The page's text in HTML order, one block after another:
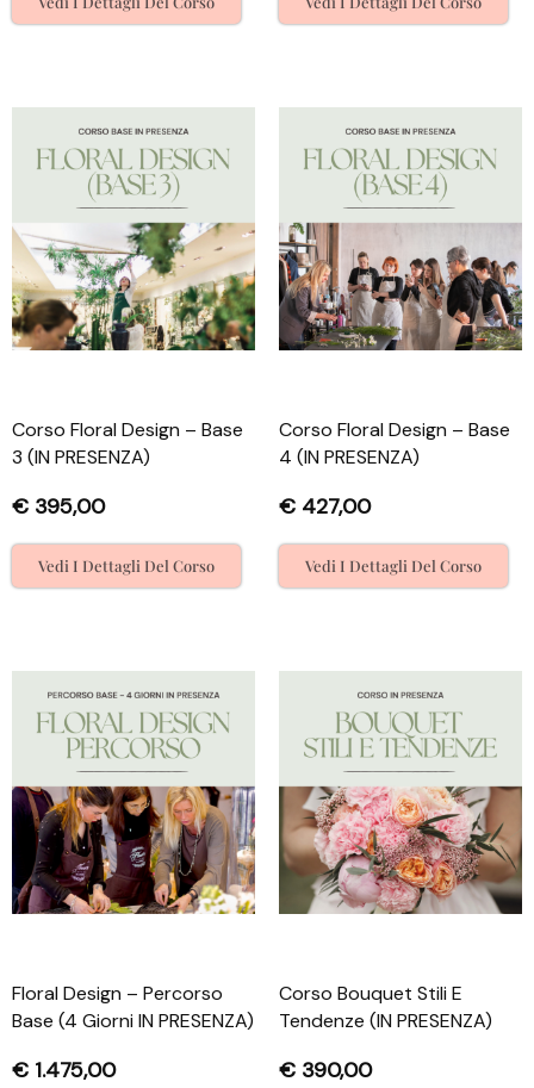
Corso Floral Design – Base
3 (IN PRESENZA)
€ 395,00
Vedi I Dettagli Del Corso
Corso Floral Design – Base
4 (IN PRESENZA)
€ 427,00
Vedi I Dettagli Del Corso
Floral Design – Percorso
Base (4 Giorni IN PRESENZA)
€ 1.475,00
Corso Bouquet Stili E
Tendenze (IN PRESENZA)
€ 390,00